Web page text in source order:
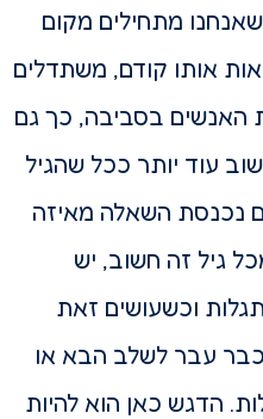
מתחילים מקום
אותו קודם, משתדלים
האנשים בסביבה, כך גם
עוד יותר ככל שהגיל
נכנסת השאלה מאיזה
גיל זה חשוב, יש
וכשעושים זאת
עבר לשלב הבא או
הדגש כאן הוא להיות